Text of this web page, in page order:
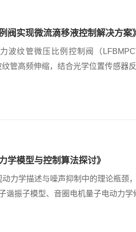
阀实现微流滴移液控制解决方案》
波纹管微压比例控制阀（
纹管高频伸缩，结合光学位置传感器
学模型与控制算法探讨》
力学描述与噪声抑制中的理论瓶颈
谐振子模型、音圈电机量子电动力